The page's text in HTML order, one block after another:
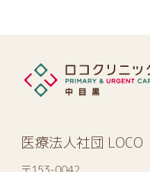
医療法人社団 LOCO